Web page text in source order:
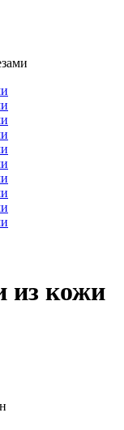
из кожи